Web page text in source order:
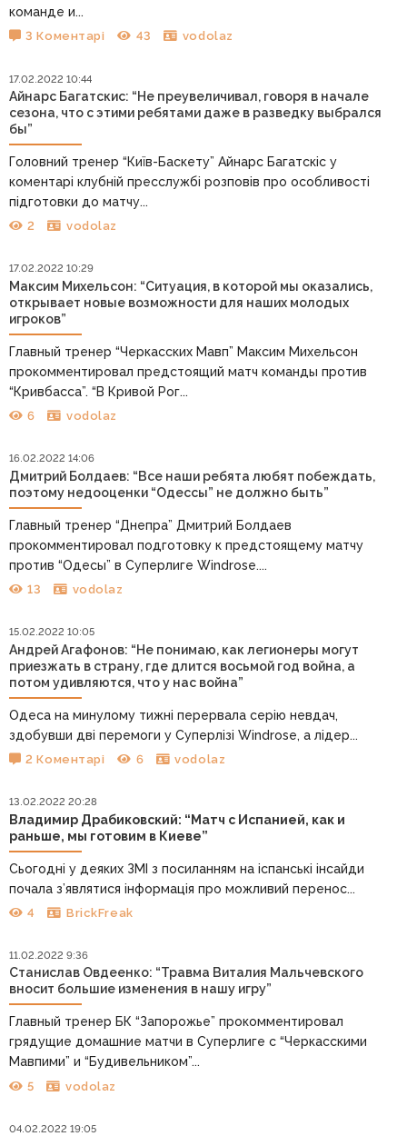
команде и...
3 Коментарі 43 vodolaz
17.02.2022 10:44
Айнарс Багатскис: “Не преувеличивал, говоря в начале
сезона, что с этими ребятами даже в разведку выбрался
бы”
Головний тренер “Київ-Баскету” Айнарс Багатскіс у
коментарі клубній пресслужбі розповів про особливості
підготовки до матчу...
2 vodolaz
17.02.2022 10:29
Максим Михельсон: “Ситуация, в которой мы оказались,
открывает новые возможности для наших молодых
игроков”
Главный тренер “Черкасских Мавп” Максим Михельсон
прокомментировал предстоящий матч команды против
“Кривбасса”. “В Кривой Рог...
6 vodolaz
16.02.2022 14:06
Дмитрий Болдаев: “Все наши ребята любят побеждать,
поэтому недооценки “Одессы” не должно быть”
Главный тренер “Днепра” Дмитрий Болдаев
прокомментировал подготовку к предстоящему матчу
против “Одесы” в Суперлиге Windrose....
13 vodolaz
15.02.2022 10:05
Андрей Агафонов: “Не понимаю, как легионеры могут
приезжать в страну, где длится восьмой год война, а
потом удивляются, что у нас война”
Одеса на минулому тижні перервала серію невдач,
здобувши дві перемоги у Суперлізі Windrose, а лідер...
2 Коментарі 6 vodolaz
13.02.2022 20:28
Владимир Драбиковский: “Матч с Испанией, как и
раньше, мы готовим в Киеве”
Сьогодні у деяких ЗМІ з посиланням на іспанські інсайди
почала з’являтися інформація про можливий перенос...
4 BrickFreak
11.02.2022 9:36
Станислав Овдеенко: “Травма Виталия Мальчевского
вносит большие изменения в нашу игру”
Главный тренер БК “Запорожье” прокомментировал
грядущие домашние матчи в Суперлиге с “Черкасскими
Мавпими” и “Будивельником”...
5 vodolaz
04.02.2022 19:05